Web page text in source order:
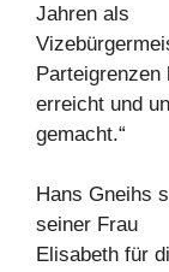
Jahren als
Parteigrenzen
erreicht und
gemacht.“
Hans Gneihs
seiner Frau
Elisabeth für